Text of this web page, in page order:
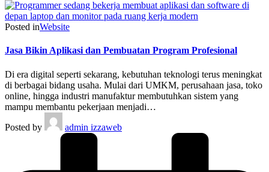
Posted inWebsite
Jasa Bikin Aplikasi dan Pembuatan Program Profesional
Di era digital seperti sekarang, kebutuhan teknologi terus meningkat
di berbagai bidang usaha. Mulai dari UMKM, perusahaan jasa, toko
online, hingga industri manufaktur membutuhkan sistem yang
mampu membantu pekerjaan menjadi…
Posted by
admin izzaweb